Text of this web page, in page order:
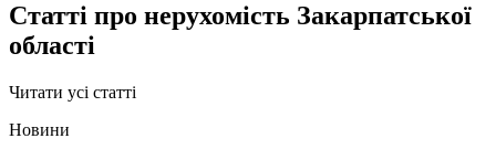
Статті про нерухомість Закарпатської
області
Читати усі статті
Новини